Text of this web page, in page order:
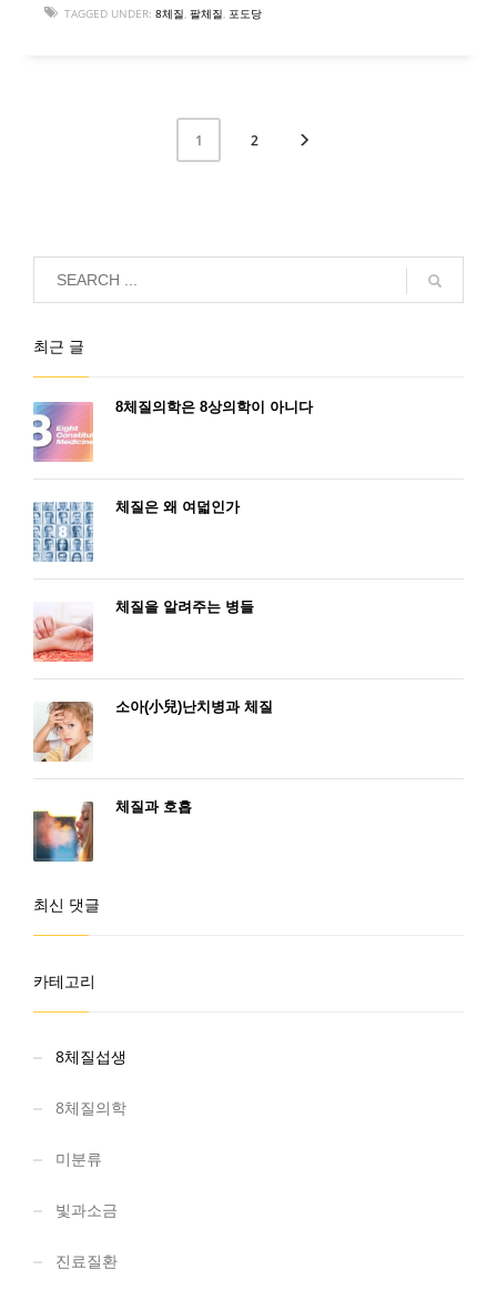
TAGGED UNDER: 8체질, 팔체질, 포도당
1 2
최근 글
8체질의학은 8상의학이 아니다
체질은 왜 여덟인가
체질을 알려주는 병들
소아(小兒)난치병과 체질
체질과 호흡
최신 댓글
카테고리
8체질섭생
8체질의학
미분류
빛과소금
진료질환